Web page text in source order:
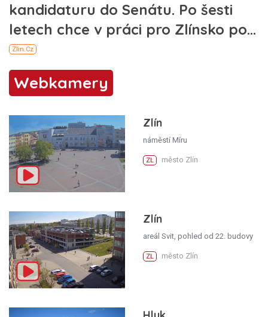
Webkamery
Zlín
náměstí Míru
ZL město Zlín
Zlín
areál Svit, pohled od 22. budovy
ZL město Zlín